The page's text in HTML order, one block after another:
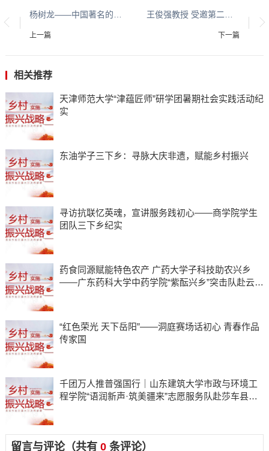
杨树龙——中国著名的社会活动家、原中阿书画院院长、影响中国时代的十大创新人物
上一篇
王俊强教授 受邀第二届中国（海南）乡村振兴高质量发展研讨会
下一篇
相关推荐
天津师范大学“津蕴匠师”研学团暑期社会实践活动纪
实
东油学子三下乡：寻脉大庆非遗，赋能乡村振兴
寻访抗联忆英魂，宣讲服务践初心——商学院学生
团队三下乡纪实
药食同源赋能特色农产 广药大学子科技助农兴乡
——广东药科大学中药学院“紫酝兴乡”突击队赴云浮
“红色荣光 天下岳阳”——洞庭赛场话初心 青春作品
传家国
千团万人推普强国行｜山东建筑大学市政与环境工
程学院“语润新声·筑美疆来”志愿服务队赴莎车县开
留言与评论（共有 0条评论）